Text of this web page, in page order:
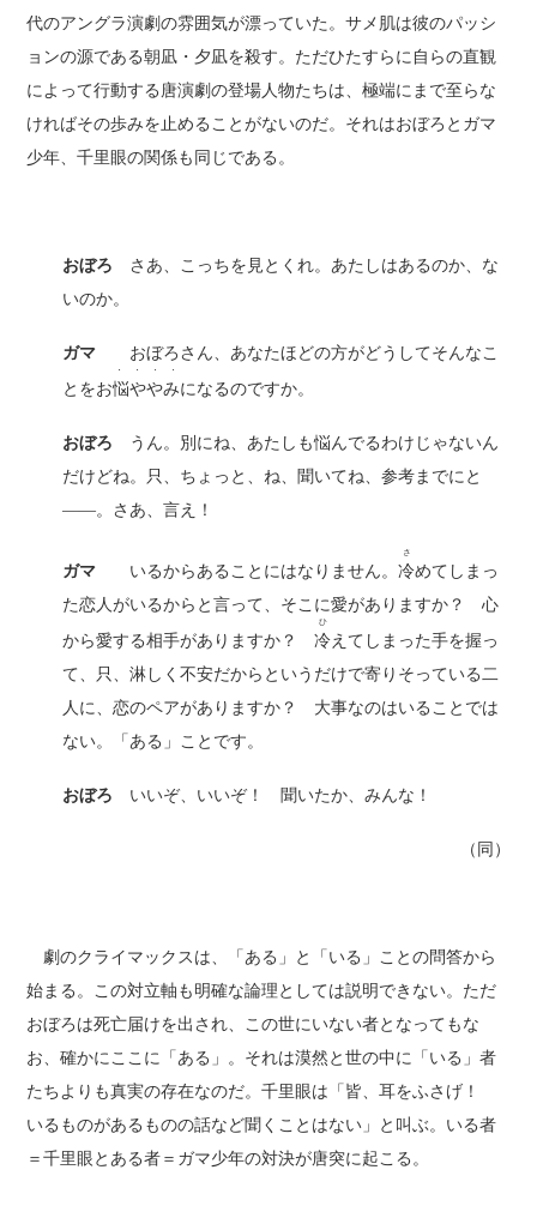
代のアングラ演劇の雰囲気が漂っていた。サメ肌は彼のパッシ
ョンの源である朝凪・夕凪を殺す。ただひたすらに自らの直観
によって行動する唐演劇の登場人物たちは、極端にまで至らな
ければその歩みを止めることがないのだ。それはおぼろとガマ
少年、千里眼の関係も同じである。
おぼろ さあ、こっちを見とくれ。あたしはあるのか、な
いのか。
ガマ おぼろさん、あなたほどの方がどうしてそんなこ
とをお悩ややみ
・ ・ ・ ・
になるのですか。
おぼろ うん。別にね、あたしも悩んでるわけじゃないん
だけどね。只、ちょっと、ね、聞いてね、参考までにと
――。さあ、言え！
ガマ いるからあることにはなりません。冷
さ
めてしまっ
た恋人がいるからと言って、そこに愛がありますか？ 心
から愛する相手がありますか？冷
ひ
えてしまった手を握っ
て、只、淋しく不安だからというだけで寄りそっている二
人に、恋のペアがありますか？ 大事なのはいることでは
ない。「ある」ことです。
おぼろ いいぞ、いいぞ！ 聞いたか、みんな！
（同）
劇のクライマックスは、「ある」と「いる」ことの問答から
始まる。この対立軸も明確な論理としては説明できない。ただ
おぼろは死亡届けを出され、この世にいない者となってもな
お、確かにここに「ある」。それは漠然と世の中に「いる」者
たちよりも真実の存在なのだ。千里眼は「皆、耳をふさげ！
いるものがあるものの話など聞くことはない」と叫ぶ。いる者
＝千里眼とある者＝ガマ少年の対決が唐突に起こる。